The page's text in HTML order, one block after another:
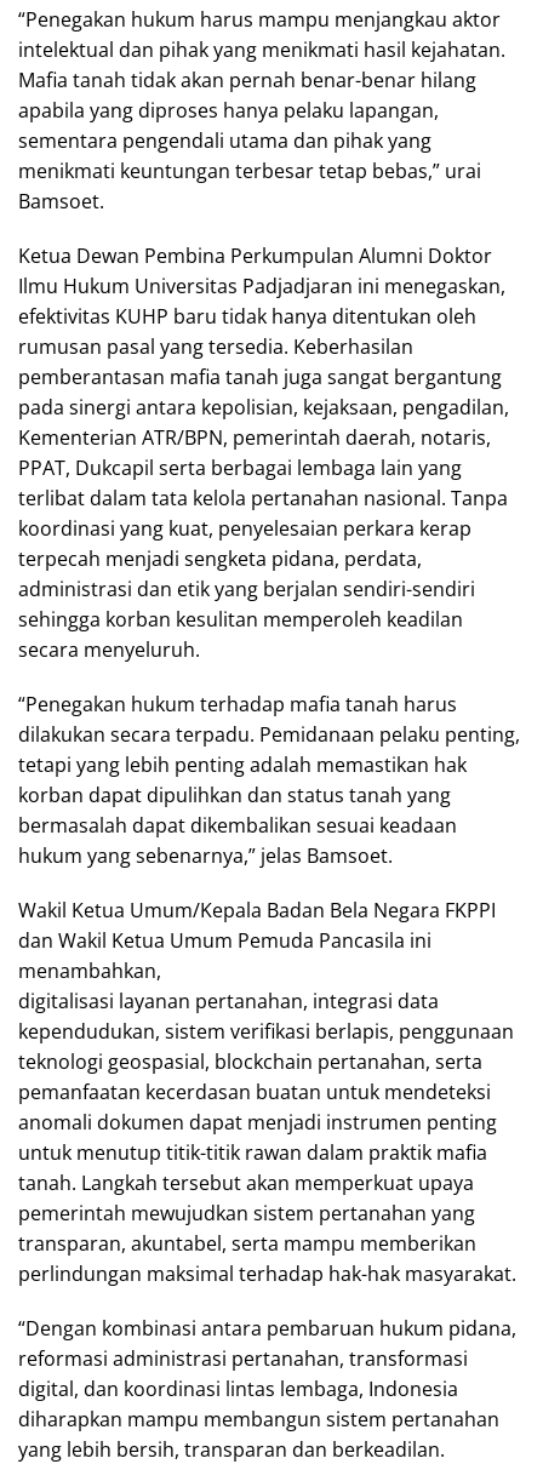
“Penegakan hukum harus mampu menjangkau aktor
intelektual dan pihak yang menikmati hasil kejahatan.
Mafia tanah tidak akan pernah benar-benar hilang
apabila yang diproses hanya pelaku lapangan,
sementara pengendali utama dan pihak yang
menikmati keuntungan terbesar tetap bebas,” urai
Bamsoet.
Ketua Dewan Pembina Perkumpulan Alumni Doktor
Ilmu Hukum Universitas Padjadjaran ini menegaskan,
efektivitas KUHP baru tidak hanya ditentukan oleh
rumusan pasal yang tersedia. Keberhasilan
pemberantasan mafia tanah juga sangat bergantung
pada sinergi antara kepolisian, kejaksaan, pengadilan,
Kementerian ATR/BPN, pemerintah daerah, notaris,
PPAT, Dukcapil serta berbagai lembaga lain yang
terlibat dalam tata kelola pertanahan nasional. Tanpa
koordinasi yang kuat, penyelesaian perkara kerap
terpecah menjadi sengketa pidana, perdata,
administrasi dan etik yang berjalan sendiri-sendiri
sehingga korban kesulitan memperoleh keadilan
secara menyeluruh.
“Penegakan hukum terhadap mafia tanah harus
dilakukan secara terpadu. Pemidanaan pelaku penting,
tetapi yang lebih penting adalah memastikan hak
korban dapat dipulihkan dan status tanah yang
bermasalah dapat dikembalikan sesuai keadaan
hukum yang sebenarnya,” jelas Bamsoet.
Wakil Ketua Umum/Kepala Badan Bela Negara FKPPI
dan Wakil Ketua Umum Pemuda Pancasila ini
menambahkan,
digitalisasi layanan pertanahan, integrasi data
kependudukan, sistem verifikasi berlapis, penggunaan
teknologi geospasial, blockchain pertanahan, serta
pemanfaatan kecerdasan buatan untuk mendeteksi
anomali dokumen dapat menjadi instrumen penting
untuk menutup titik-titik rawan dalam praktik mafia
tanah. Langkah tersebut akan memperkuat upaya
pemerintah mewujudkan sistem pertanahan yang
transparan, akuntabel, serta mampu memberikan
perlindungan maksimal terhadap hak-hak masyarakat.
“Dengan kombinasi antara pembaruan hukum pidana,
reformasi administrasi pertanahan, transformasi
digital, dan koordinasi lintas lembaga, Indonesia
diharapkan mampu membangun sistem pertanahan
yang lebih bersih, transparan dan berkeadilan.